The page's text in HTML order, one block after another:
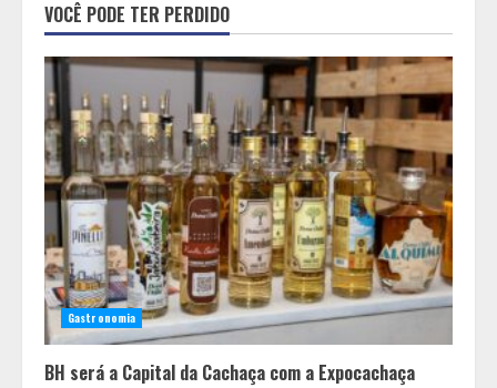
2
Cristo Redentor se iluminou na cor
laranja
3
A ordem dos alimentos importa.
Mas nem sempre da mesma forma
Casa de apostas: por que a maioria
dos apostadores perde dinheiro?
VOCÊ PODE TER PERDIDO
Gastronomia
BH será a Capital da Cachaça com a Expocachaça